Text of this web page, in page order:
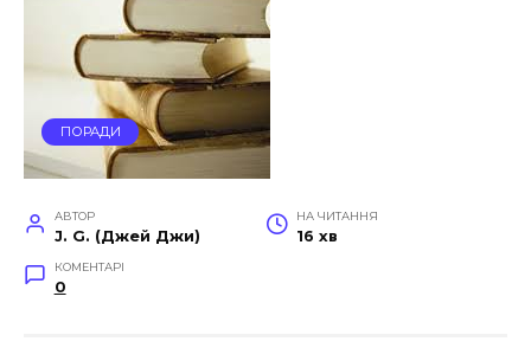
ПОРАДИ
АВТОР
J. G. (Джей Джи)
НА ЧИТАННЯ
16 хв
КОМЕНТАРІ
0